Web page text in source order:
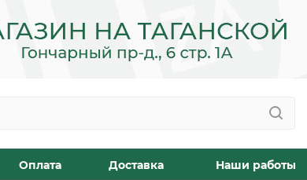
Оплата Доставка Наши работы